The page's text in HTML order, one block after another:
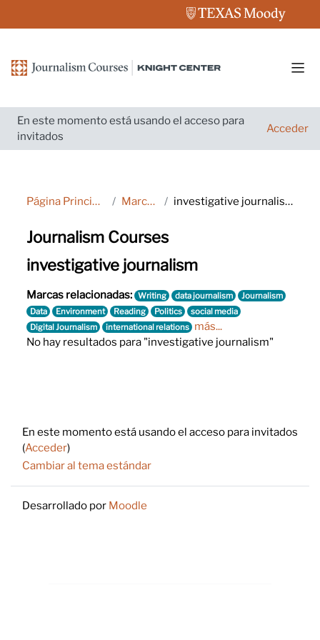
En este momento está usando el acceso para
invitados
Acceder
Página Principal Marcas investigative journalism
Journalism Courses
investigative journalism
Marcas relacionadas: Writing data journalism
Journalism
Data
Environment Reading Politics
social media
Digital Journalism
international relations más...
No hay resultados para "investigative journalism"
En este momento está usando el acceso para invitados
(Acceder)
Cambiar al tema estándar
Desarrollado por Moodle